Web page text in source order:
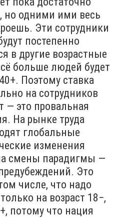
но одними ими весь
Эти сотрудники
постепенно
в другие возрастные
больше людей будет
Поэтому ставка
на сотрудников
— это провальная
На рынке труда
глобальные
изменения
смены парадигмы —
Это
числе, что надо
на возраст 18−,
потому что нация